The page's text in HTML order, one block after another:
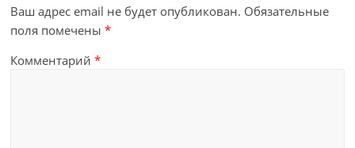
Ваш адрес email не будет опубликован. Обязательные
поля помечены*
Комментарий*